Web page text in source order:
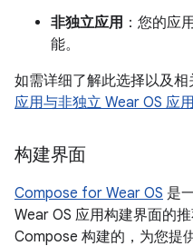
非独立应用 ：您的应
能。
如需详细了解此选择以及相
应用与非独立 Wear OS 应用
构建界面
Compose for Wear OS 是
Wear OS 应用构建界面的
Compose 构建的，为您提